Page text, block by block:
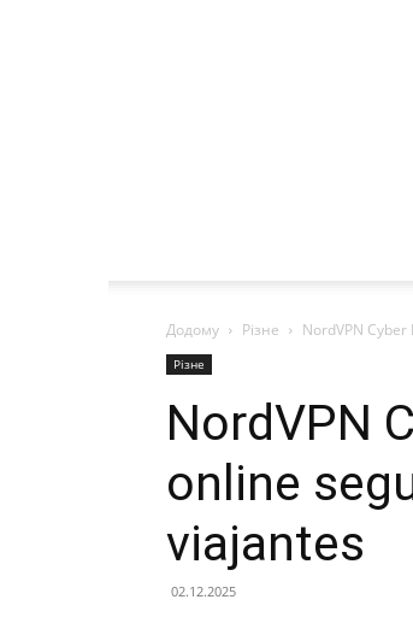
Додому Різне NordVPN
Різне
NordVPN
online
viajantes
02.12.2025